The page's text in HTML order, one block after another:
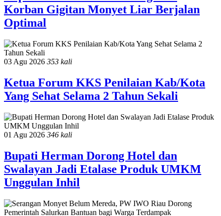
Korban Gigitan Monyet Liar Berjalan
Optimal
03 Agu 2026 353 kali
Ketua Forum KKS Penilaian Kab/Kota
Yang Sehat Selama 2 Tahun Sekali
01 Agu 2026 346 kali
Bupati Herman Dorong Hotel dan
Swalayan Jadi Etalase Produk UMKM
Unggulan Inhil